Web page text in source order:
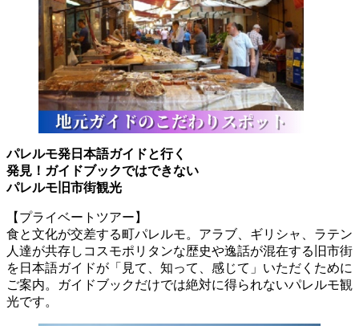
パレルモ発日本語ガイドと行く
発見！ガイドブックではできない
パレルモ旧市街観光
【プライベートツアー】
食と文化が交差する町パレルモ。アラブ、ギリシャ、ラテン
人達が共存しコスモポリタンな歴史や逸話が混在する旧市街
を日本語ガイドが「見て、知って、感じて」いただくために
ご案内。ガイドブックだけでは絶対に得られないパレルモ観
光です。